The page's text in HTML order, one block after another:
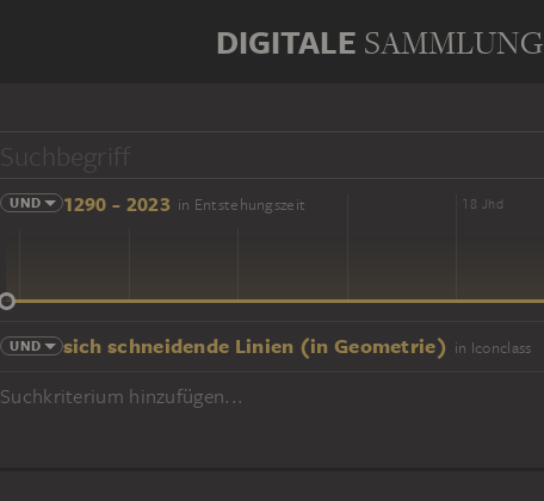
DIGITALE SAMMLUNG
UND 1290 - 2023 in Entstehungszeit
14 Jhd 16 Jhd 18 Jhd
UND sich schneidende Linien (in Geometrie) in Iconclass
Suchkriterium hinzufügen...